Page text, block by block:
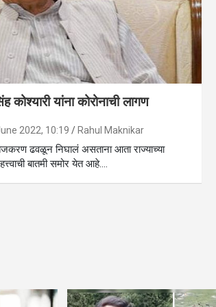
कोश्यारी यांना कोरोनाची लागण
2022, 10:19 Rahul Maknikar
ढवळून निघालं असताना आता राज्याच्या
बातमी समोर येत आहे.…